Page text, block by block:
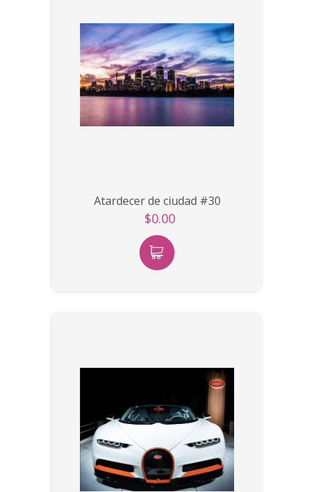
Atardecer de ciudad #30
$0.00